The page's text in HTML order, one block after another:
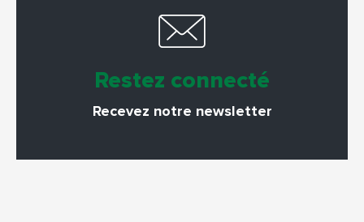
Restez connecté
Recevez notre newsletter